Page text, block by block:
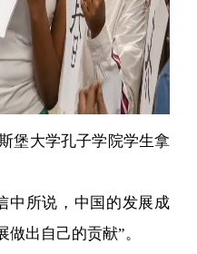
堡大学孔子学院学生拿
所说，中国的发展成
出自己的贡献”。